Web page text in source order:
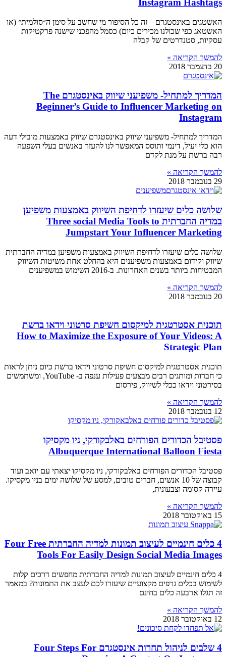
Instagram Hashtags
האשטגים באינסטגרם – זה כל הסיפור מי שחשב על סימן ה״סולמית״ (או
האשטאג כפי שכולנו מכירים כיום) כסמל מהפכני שישנה פרקטיקות
עסקיות, סטנדרטים של קבלה
להמשך הקריאה »
20 בדצמבר 2018
המדריך למתחיל- משפיעני שיווק באינסטגרם The
Beginner’s Guide to Influencer Marketing on
Instagram
המדריך למתחיל- משפיעני שיווק באינסטגרם שיווק באמצעות מובילי דעה
הוא כלי יעיל, דינמי ותוסס המאפשר לנו להעזר באנשים בעלי השפעה
רבה ברשת על מנת לקדם
להמשך הקריאה »
29 בנובמבר 2018
שלושה כלים שיעזרו לדחיפת השיווק באמצעות משפיען
במדיה החברתית Three social Media Tools to
Jumpstart Your Influencer Marketing
שלושה כלים שיעזרו לדחיפת השיווק באמצעות משפיען במדיה החברתית
שיווק וקידום באמצעות משפיענים היא בהחלט אחת משיטות השיווק
המבטיחות ביותר בשנים האחרונות. ב-2016 השימוש במשפיענים
להמשך הקריאה »
20 בנובמבר 2018
תוכנית אסטרטגית למיקסום חשיפת סרטוני וידאו ברשת
How to Maximize the Exposure of Your Videos: A
Strategic Plan
תוכנית אסטרטגית למיקסום חשיפת סרטוני וידאו ברשת כיום ניתן לראות
כי חברות ומותגים רבים מבצעים פעילות ענפה ב- YouTube, ומשתמשים
בסירטוני וידאו ככלי לשיווק, פירסום
להמשך הקריאה »
12 בנובמבר 2018
פסטיבל הכדורים הפורחים באלבקורקי, ניו מקסיקו
Albuquerque International Balloon Fiesta
פסטיבל הכדורים הפורחים באלבקורקי, ניו מקסיקו יצאתי עם יואב ועוד
קבוצה של 10 אנשים, חברים טובים, למסע של שלושה ימים בניו מקסיקו.
עיירה קסומה וצבעונית,
להמשך הקריאה »
15 באוקטובר 2018
4 כלים חינמיים לעיצוב תמונות למדיה החברתית Four Free
Tools For Easily Design Social Media Images
4 כלים חינמיים לעיצוב תמונות למדיה החברתית מחפשים דרכים קלות
לשימוש בכלים גרפים מקצועיים שיעזרו לכם לעצב את התמונות? במאמר
זה תגלו ארבעה כלים בחינם
להמשך הקריאה »
12 באוקטובר 2018
4 שלבים לניהול תחרות אינסטגרם Four Steps For